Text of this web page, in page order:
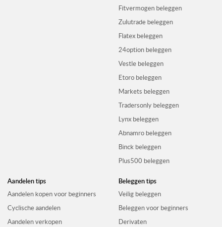
Fitvermogen beleggen
Zulutrade beleggen
Flatex beleggen
24option beleggen
Vestle beleggen
Etoro beleggen
Markets beleggen
Tradersonly beleggen
Lynx beleggen
Abnamro beleggen
Binck beleggen
Plus500 beleggen
Aandelen tips
Aandelen kopen voor beginners
Cyclische aandelen
Aandelen verkopen
Beleggen tips
Veilig beleggen
Beleggen voor beginners
Derivaten